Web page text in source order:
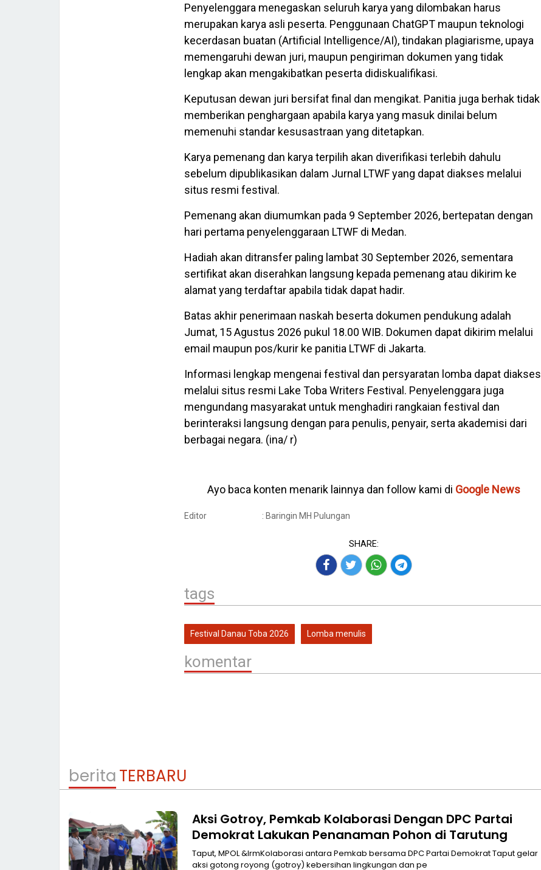
Penyelenggara menegaskan seluruh karya yang dilombakan harus
merupakan karya asli peserta. Penggunaan ChatGPT maupun teknologi
kecerdasan buatan (Artificial Intelligence/AI), tindakan plagiarisme, upaya
memengaruhi dewan juri, maupun pengiriman dokumen yang tidak
lengkap akan mengakibatkan peserta didiskualifikasi.
Keputusan dewan juri bersifat final dan mengikat. Panitia juga berhak tidak
memberikan penghargaan apabila karya yang masuk dinilai belum
memenuhi standar kesusastraan yang ditetapkan.
Karya pemenang dan karya terpilih akan diverifikasi terlebih dahulu
sebelum dipublikasikan dalam Jurnal LTWF yang dapat diakses melalui
situs resmi festival.
Pemenang akan diumumkan pada 9 September 2026, bertepatan dengan
hari pertama penyelenggaraan LTWF di Medan.
Hadiah akan ditransfer paling lambat 30 September 2026, sementara
sertifikat akan diserahkan langsung kepada pemenang atau dikirim ke
alamat yang terdaftar apabila tidak dapat hadir.
Batas akhir penerimaan naskah beserta dokumen pendukung adalah
Jumat, 15 Agustus 2026 pukul 18.00 WIB. Dokumen dapat dikirim melalui
email maupun pos/kurir ke panitia LTWF di Jakarta.
Informasi lengkap mengenai festival dan persyaratan lomba dapat diakses
melalui situs resmi Lake Toba Writers Festival. Penyelenggara juga
mengundang masyarakat untuk menghadiri rangkaian festival dan
berinteraksi langsung dengan para penulis, penyair, serta akademisi dari
berbagai negara. (ina/ r)
Ayo baca konten menarik lainnya dan follow kami di Google News
Editor : Baringin MH Pulungan
SHARE:
tags
Festival Danau Toba 2026 Lomba menulis
komentar
beritaTERBARU
Aksi Gotroy, Pemkab ‎Kolaborasi Dengan DPC Partai
Demokrat Lakukan Penanaman Pohon di Tarutung
Taput, MPOL &lrmKolaborasi antara Pemkab bersama DPC Partai Demokrat Taput gelar
aksi gotong royong (gotroy) kebersihan lingkungan dan pe